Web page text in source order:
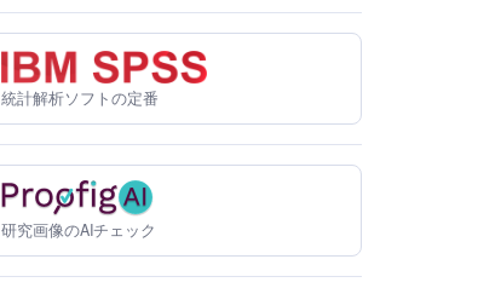
統計解析ソフトの定番
研究画像のAIチェック